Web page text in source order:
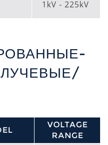
1kV - 225kV
VOLTAGE
RANGE